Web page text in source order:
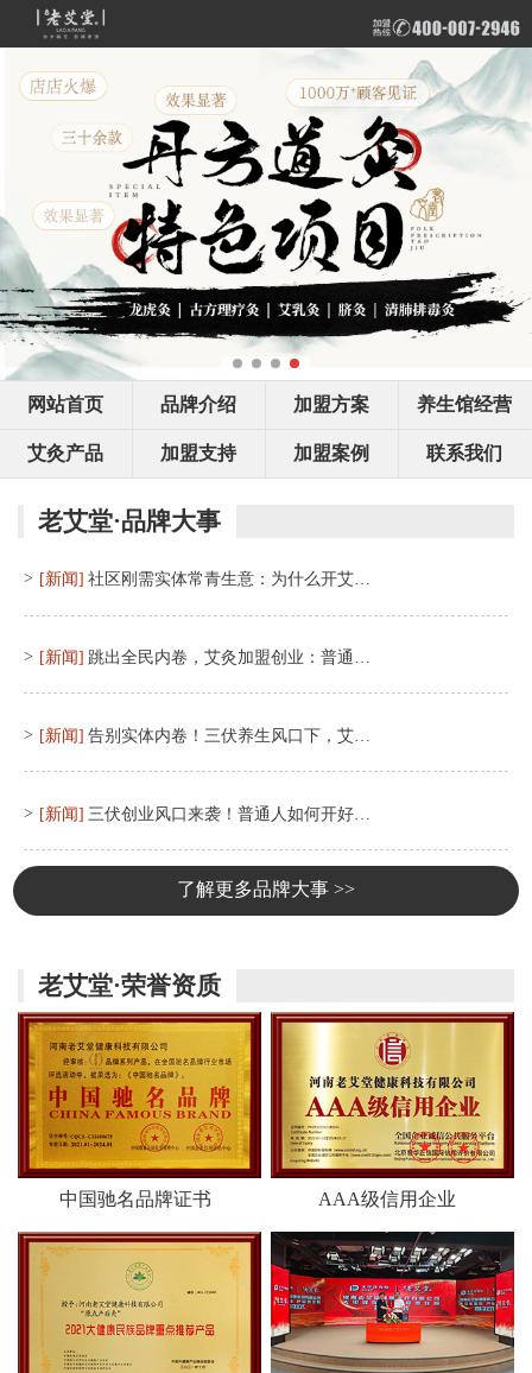
网站首页 品牌介绍 加盟方案 养生馆经营
艾灸产品 加盟支持 加盟案例 联系我们
老艾堂·品牌大事
> [新闻] 社区刚需实体常青生意：为什么开艾…
> [新闻] 跳出全民内卷，艾灸加盟创业：普通…
> [新闻] 告别实体内卷！三伏养生风口下，艾…
> [新闻] 三伏创业风口来袭！普通人如何开好…
了解更多品牌大事 >>
老艾堂·荣誉资质
中国驰名品牌证书 AAA级信用企业